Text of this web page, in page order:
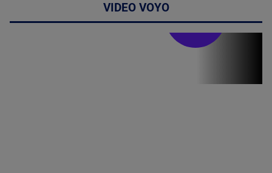
VIDEO VOYO
Stirile PRO TV